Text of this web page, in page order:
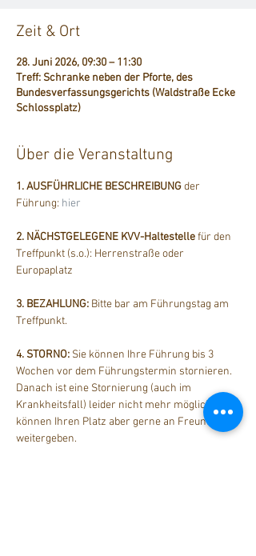
Zeit & Ort
28. Juni 2026, 09:30 – 11:30
Treff: Schranke neben der Pforte, des
Bundesverfassungsgerichts (Waldstraße Ecke
Schlossplatz)
Über die Veranstaltung
1. AUSFÜHRLICHE BESCHREIBUNG der
Führung: hier
2. NÄCHSTGELEGENE KVV-Haltestelle für den
Treffpunkt (s.o.): Herrenstraße oder
Europaplatz
3. BEZAHLUNG: Bitte bar am Führungstag am
Treffpunkt.
4. STORNO: Sie können Ihre Führung bis 3
Wochen vor dem Führungstermin stornieren.
Danach ist eine Stornierung (auch im
Krankheitsfall) leider nicht mehr möglich. Sie
können Ihren Platz aber gerne an Freunde
weitergeben.